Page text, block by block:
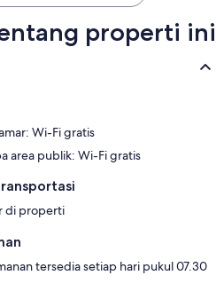
properti ini
Wi-Fi gratis
area publik: Wi-Fi gratis
di properti
tersedia setiap hari pukul 07.30